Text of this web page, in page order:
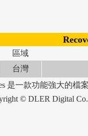
區域
台灣
是一款功能強大的
© DLER Digital